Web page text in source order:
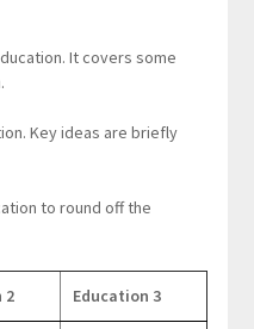
It covers some
Key ideas are briefly
to round off the
2 Education 3